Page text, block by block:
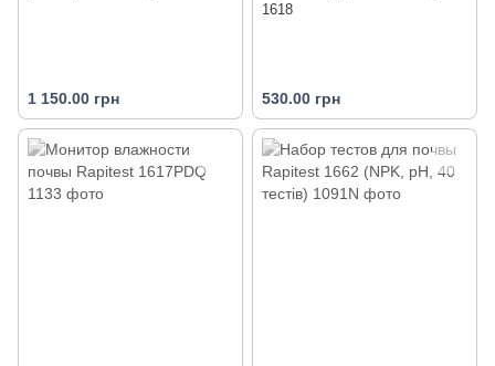
1 150.00 грн
1618
530.00 грн